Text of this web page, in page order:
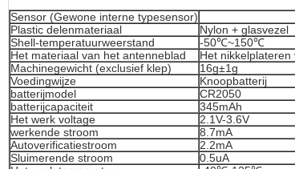
Sensor (Gewone interne typesensor)
Plastic delenmateriaal
Nylon + glasvezel
Shell-temperatuurweerstand
-50℃~150℃
Het materiaal van het antenneblad
Het
Machinegewicht (exclusief klep)
16g±1g
Voedingwijze
Knoopbatterij
batterijmodel
CR2050
batterijcapaciteit
345mAh
Het werk voltage
2.1V-3.6V
werkende stroom
8.7mA
Autoverificatiestroom
2.2mA
Sluimerende stroom
0.5uA